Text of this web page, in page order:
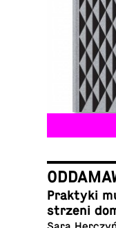
Prak­ty­ki
strze­ni